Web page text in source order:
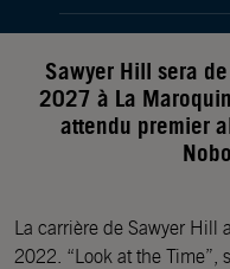
Sawyer Hill sera
2027 à La
attendu premier
La carrière de Sawyer Hill
2022. “Look at the Time”,